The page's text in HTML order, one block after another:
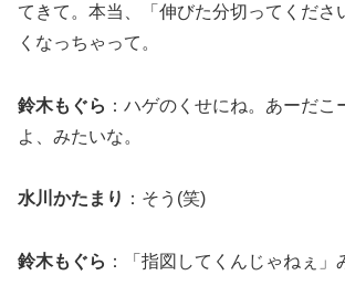
てきて。本当、「伸びた分切ってくださ
くなっちゃって。
鈴木もぐら ：ハゲのくせにね。あーだ
よ、みたいな。
水川かたまり ：そう(笑)
鈴木もぐら ：「指図してくんじゃねぇ」